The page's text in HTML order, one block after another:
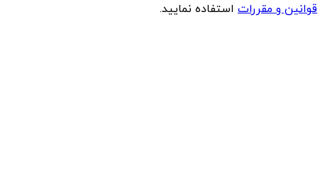
قوانین و مقررات استفاده نمایید.